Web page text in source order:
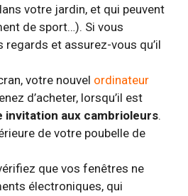
votre jardin, et qui peuvent
de sport…). Si vous
et assurez-vous qu’il
votre nouvel ordinateur
d’acheter, lorsqu’il est
invitation aux cambrioleurs.
de votre poubelle de
que vos fenêtres ne
électroniques, qui